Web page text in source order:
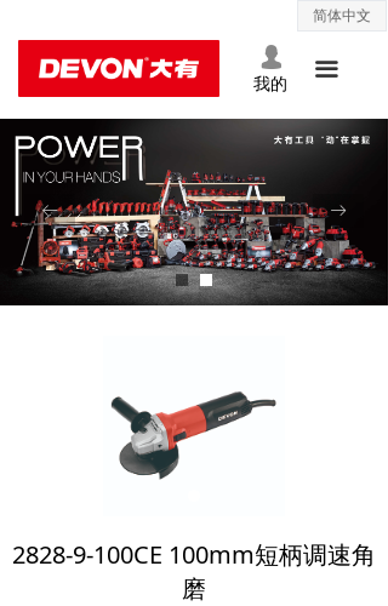
넙
我的
ꀅ
简体中文
ꂃ ꁹ
끀
关于大有
产品中心
客户服务
联系我们
2828-9-100CE 100mm短柄调速角
磨